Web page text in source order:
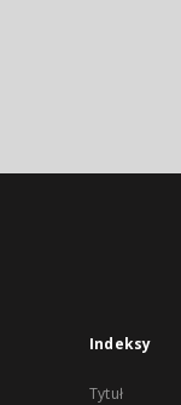
Indeksy
Tytuł